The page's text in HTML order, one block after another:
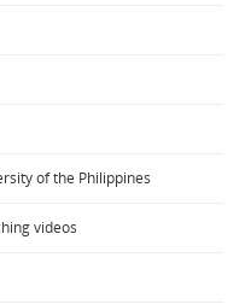
of the Philippines
videos